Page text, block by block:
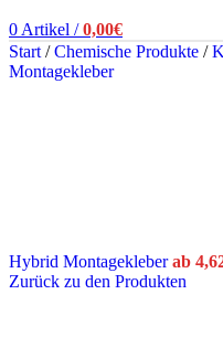
0 Artikel / 0,00€
Start / Chemische Produkte /
Montagekleber
Hybrid Montagekleberab
Zurück zu den Produkten